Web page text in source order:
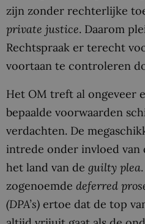
zijn zonder rechterlijke
private justice. Daarom
Rechtspraak er terecht
voortaan te controleren
Het OM treft al ongeveer
bepaalde voorwaarden
verdachten. De
intrede onder invloed van
het land van de guilty plea
zogenoemde deferred
(DPA’s) ertoe dat de top